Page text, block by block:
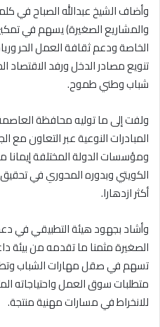
وأضاف الشيخ عبدالله الصباح في
والمشاريع الصغيرة) يسهم في
الخاصة ودعم ثقافة العمل الحر
تنويع مصادر الدخل ورفد
شباب وطني طموح.
ولفت إلى ما توليه محافظة
المبادرات النوعية عبر التعاون مع
ومؤسسات الدولة المختلفة إيمانا
الكويتي وبدوره المحوري في
أكثر ازدهارا.
وأشاد بجهود هيئة التطبيقي في
الصغيرة مثمنا ما تقدمه من بيئة
تسهم في صقل مهارات الشباب
متطلبات سوق العمل واحتياجاته
للانخراط في مسارات مهنية منتجة.